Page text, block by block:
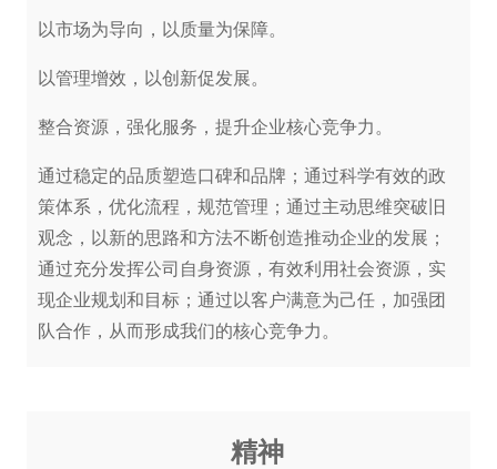
以市场为导向，以质量为保障。
以管理增效，以创新促发展。
整合资源，强化服务，提升企业核心竞争力。
通过稳定的品质塑造口碑和品牌；通过科学有效的政
策体系，优化流程，规范管理；通过主动思维突破旧
观念，以新的思路和方法不断创造推动企业的发展；
通过充分发挥公司自身资源，有效利用社会资源，实
现企业规划和目标；通过以客户满意为己任，加强团
队合作，从而形成我们的核心竞争力。
精神